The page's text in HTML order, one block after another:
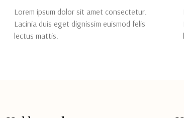
Lorem ipsum dolor sit amet consectetur.
Lacinia duis eget dignissim euismod felis
lectus mattis.